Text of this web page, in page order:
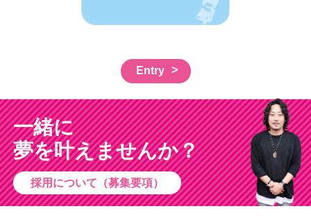
Entry
一緒に
夢を叶えませんか？
採用について（募集要項）